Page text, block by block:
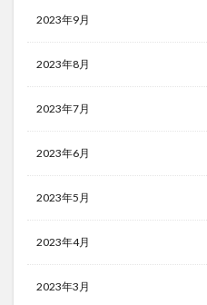
2023年9月
2023年8月
2023年7月
2023年6月
2023年5月
2023年4月
2023年3月